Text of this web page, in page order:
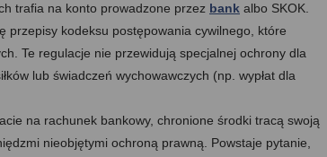
trafia na konto prowadzone przez bank albo SKOK.
przepisy kodeksu postępowania cywilnego, które
Te regulacje nie przewidują specjalnej ochrony dla
lub świadczeń wychowawczych (np. wypłat dla
na rachunek bankowy, chronione środki tracą swoją
nieobjętymi ochroną prawną. Powstaje pytanie,